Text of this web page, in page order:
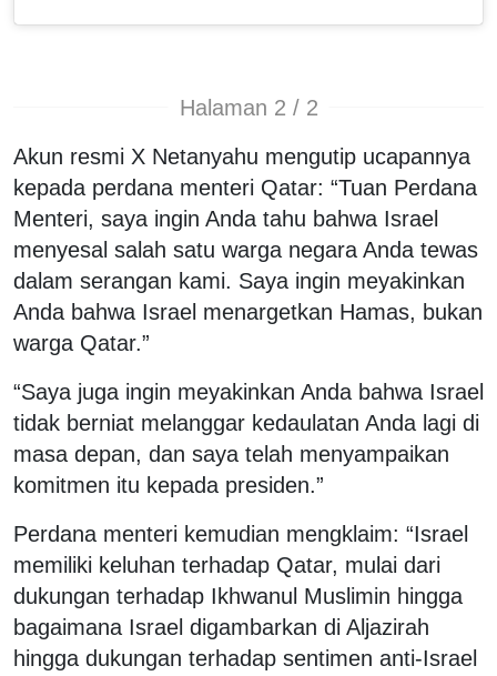
Halaman 2 / 2
Akun resmi X Netanyahu mengutip ucapannya
kepada perdana menteri Qatar: “Tuan Perdana
Menteri, saya ingin Anda tahu bahwa Israel
menyesal salah satu warga negara Anda tewas
dalam serangan kami. Saya ingin meyakinkan
Anda bahwa Israel menargetkan Hamas, bukan
warga Qatar.”
“Saya juga ingin meyakinkan Anda bahwa Israel
tidak berniat melanggar kedaulatan Anda lagi di
masa depan, dan saya telah menyampaikan
komitmen itu kepada presiden.”
Perdana menteri kemudian mengklaim: “Israel
memiliki keluhan terhadap Qatar, mulai dari
dukungan terhadap Ikhwanul Muslimin hingga
bagaimana Israel digambarkan di Aljazirah
hingga dukungan terhadap sentimen anti-Israel